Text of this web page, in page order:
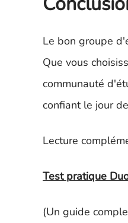
Le bon groupe
Que vous
communauté
confiant le jour
Lecture
Test pratique
(Un guide